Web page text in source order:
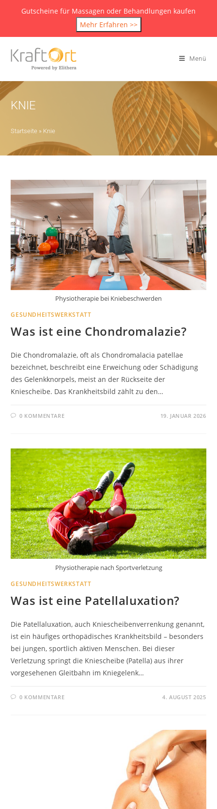
Gutscheine für Massagen oder Behandlungen kaufen
Mehr Erfahren >>
Menü
KNIE
Startseite » Knie
Physiotherapie bei Kniebeschwerden
GESUNDHEITSWERKSTATT
Was ist eine Chondromalazie?
Die Chondromalazie, oft als Chondromalacia patellae
bezeichnet, beschreibt eine Erweichung oder Schädigung
des Gelenkknorpels, meist an der Rückseite der
Kniescheibe. Das Krankheitsbild zählt zu den…
0 KOMMENTARE 19. JANUAR 2026
Physiotherapie nach Sportverletzung
GESUNDHEITSWERKSTATT
Was ist eine Patellaluxation?
Die Patellaluxation, auch Kniescheibenverrenkung genannt,
ist ein häufiges orthopädisches Krankheitsbild – besonders
bei jungen, sportlich aktiven Menschen. Bei dieser
Verletzung springt die Kniescheibe (Patella) aus ihrer
vorgesehenen Gleitbahn im Kniegelenk…
0 KOMMENTARE 4. AUGUST 2025